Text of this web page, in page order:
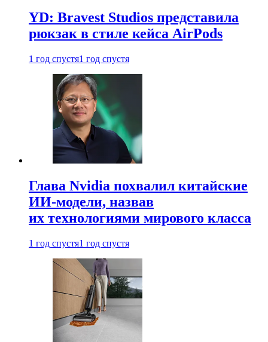
YD: Bravest Studios представила
рюкзак в стиле кейса AirPods
1 год спустя1 год спустя
Глава Nvidia похвалил китайские
ИИ-модели, назвав
их технологиями мирового класса
1 год спустя1 год спустя